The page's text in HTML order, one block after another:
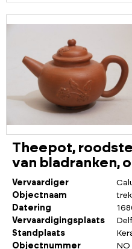
Theepot,
van bladranken,
Vervaardiger
Objectnaam
Datering
Vervaardigingsplaats
Standplaats
Objectnummer
NO